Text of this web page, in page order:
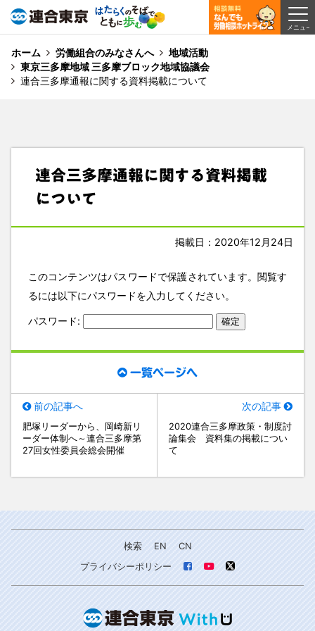
ホーム 労働組合のみなさんへ
地域活動
東京三多摩地域 三多摩ブロック地域協議会
連合三多摩通報に関する資料掲載について
連合三多摩通報に関する資料掲載
について
掲載日：2020年12月24日
このコンテンツはパスワードで保護されています。閲覧す
るには以下にパスワードを入力してください。
パスワード:
一覧ページへ
前の記事へ
肥塚リーダーから、岡崎新リ
ーダー体制へ～連合三多摩第
27回女性委員会総会開催
次の記事
2020連合三多摩政策・制度討
論集会 資料集の掲載につい
て
検索 EN
CN
プライバシーポリシー